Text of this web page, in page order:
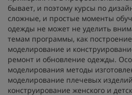
бывает, и поэтому курсы по
сложные, и простые моменты
одежды не может не уделить
темам программы, как
моделирование и
ремонт и обновление одежды.
моделирования методы
моделирование плечевых
конструирование женского и